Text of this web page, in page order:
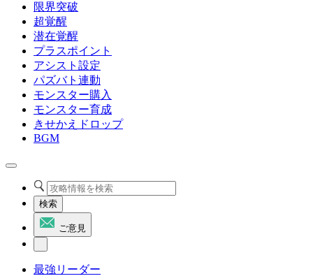
限界突破
超覚醒
潜在覚醒
プラスポイント
アシスト設定
パズバト連動
モンスター購入
モンスター育成
きせかえドロップ
BGM
検索
ご意見
最強リーダー